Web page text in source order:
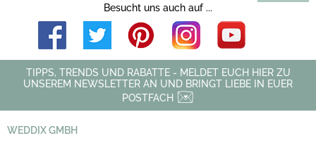
Besucht uns auch auf ...
TIPPS, TRENDS UND RABATTE - MELDET EUCH HIER ZU
UNSEREM NEWSLETTER AN UND BRINGT LIEBE IN EUER
POSTFACH
WEDDIX GMBH